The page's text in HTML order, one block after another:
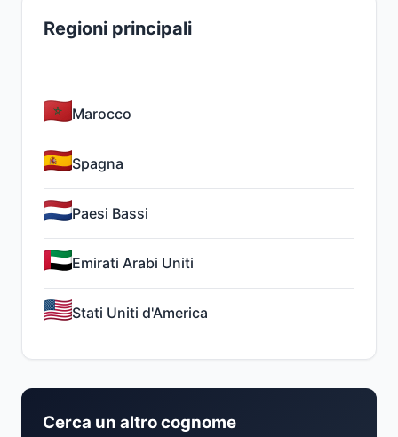
Regioni principali
Marocco
Spagna
Paesi Bassi
Emirati Arabi Uniti
Stati Uniti d'America
Cerca un altro cognome